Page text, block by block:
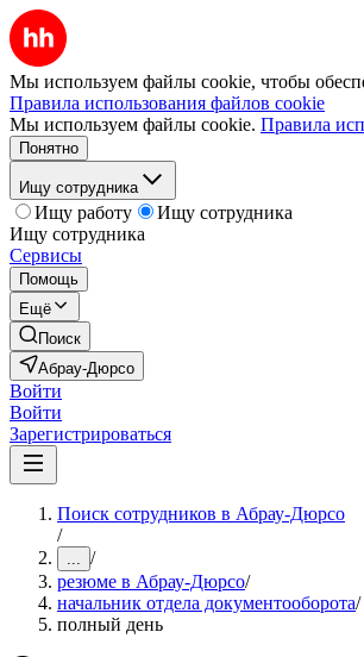
Мы используем файлы cookie, чтобы
Правила использования файлов cookie
Мы используем файлы cookie. Правила
Понятно
Ищу сотрудника
Ищу работу
Ищу сотрудника
Ищу сотрудника
Сервисы
Помощь
Ещё
Поиск
Абрау-Дюрсо
Войти
Войти
Зарегистрироваться
Поиск сотрудников в Абрау-Дюрсо
/
... /
резюме в Абрау-Дюрсо/
начальник отдела документооборота/
полный день